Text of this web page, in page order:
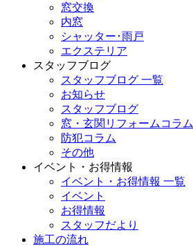
窓交換
内窓
シャッター･雨戸
エクステリア
スタッフブログ
スタッフブログ 一覧
お知らせ
スタッフブログ
窓・玄関リフォームコラム
防犯コラム
その他
イベント・お得情報
イベント・お得情報 一覧
イベント
お得情報
スタッフだより
施工の流れ